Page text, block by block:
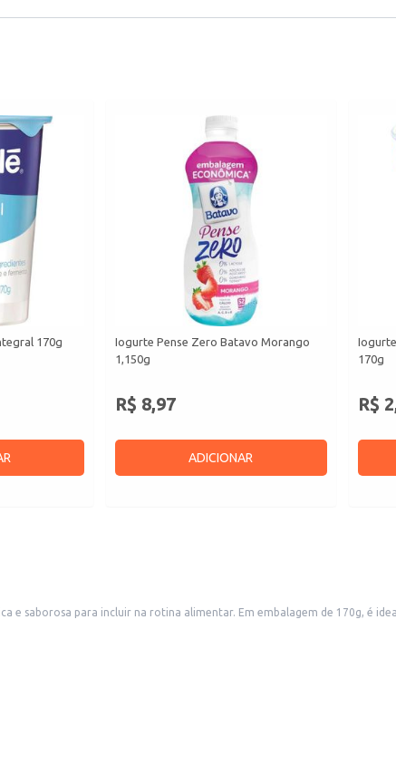
170g
Iogurte Pense Zero Batavo Morango
1,150g
R$ 8,97
ADICIONAR
170g
R$
e saborosa para incluir na rotina alimentar. Em embalagem de 170g, é
seus clientes, com a qualidade e confiança da marca Nestlé.